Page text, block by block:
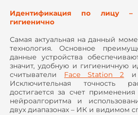
Идентификация по лицу –
гигиенично
Самая актуальная на данный
технология. Основное
данные устройства
значит, удобную и гигиеничную
считыватели Face Station 2
Исключительная точность
достигается за счет
нейроалгоритма и
двух диапазонах – ИК и видимом